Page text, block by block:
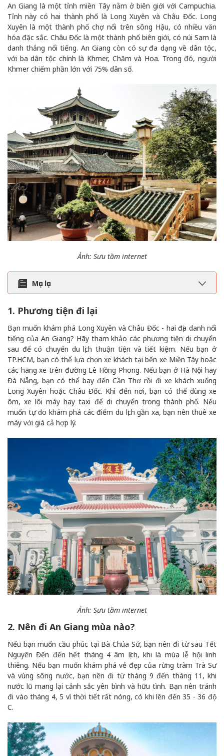
An Giang là một tỉnh miền Tây nằm ở biên giới với Campuchia.
Tỉnh này có hai thành phố là Long Xuyên và Châu Đốc. Long
Xuyên là một thành phố chợ nổi trên sông Hậu, có nhiều văn
hóa đặc sắc. Châu Đốc là một thành phố biên giới, có núi Sam là
danh thắng nổi tiếng. An Giang còn có sự đa dạng về dân tộc,
với ba dân tộc chính là Khmer, Chăm và Hoa. Trong đó, người
Khmer chiếm phần lớn với 75% dân số.
Ảnh: Sưu tầm internet
Mục lục
1. Phương tiện đi lại
Bạn muốn khám phá Long Xuyên và Châu Đốc - hai địa danh nổi
tiếng của An Giang? Hãy tham khảo các phương tiện di chuyển
sau để có chuyến du lịch thuận tiện và tiết kiệm. Nếu bạn ở
TP.HCM, bạn có thể lựa chọn xe khách tại bến xe Miền Tây hoặc
các hãng xe trên đường Lê Hồng Phong. Nếu bạn ở Hà Nội hay
Đà Nẵng, bạn có thể bay đến Cần Thơ rồi đi xe khách xuống
Long Xuyên hoặc Châu Đốc. Khi đến nơi, bạn có thể dùng xe
ôm, xe lôi máy hay taxi để di chuyển trong thành phố. Nếu
muốn tự do khám phá các điểm du lịch gần xa, bạn nên thuê xe
máy với giá cả hợp lý.
Ảnh: Sưu tầm internet
2. Nên đi An Giang mùa nào?
Nếu bạn muốn cầu phúc tại Bà Chúa Sứ, bạn nên đi từ sau Tết
Nguyên Đến đến hết tháng 4 âm lịch, khi là mùa lễ hội linh
thiêng. Nếu bạn muốn khám phá vẻ đẹp của rừng tràm Trà Sư
và vùng sông nước, bạn nên đi từ tháng 9 đến tháng 11, khi
nước lũ mang lại cảnh sắc yên bình và hữu tình. Bạn nên tránh
đi vào tháng 4, 5 vì thời tiết rất nóng, có khi lên đến 35 - 36 độ
C.